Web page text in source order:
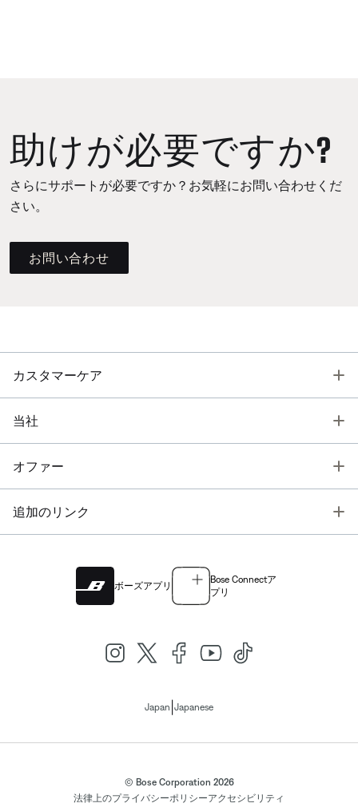
助けが必要ですか?
さらにサポートが必要ですか？お気軽にお問い合わせくだ
さい。
お問い合わせ
カスタマーケア
当社
オファー
追加のリンク
ボーズアプリ
Bose Connectア
プリ
Japan Japanese
© Bose Corporation 2026
法律上のプライバシーポリシーアクセシビリティ